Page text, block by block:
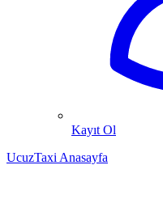
Kayıt Ol
UcuzTaxi Anasayfa